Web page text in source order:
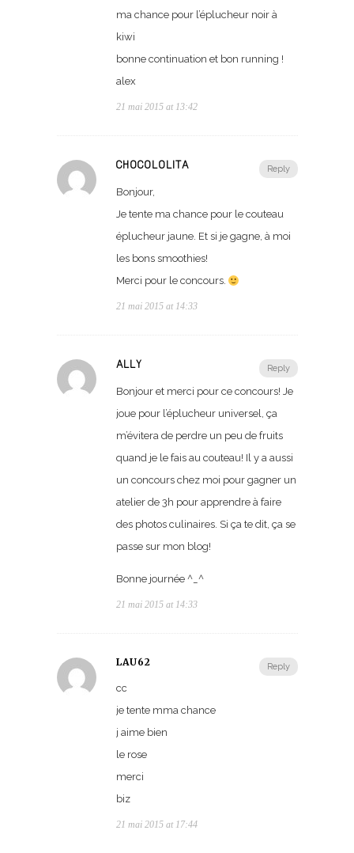
ma chance pour l’éplucheur noir à
kiwi
bonne continuation et bon running !
alex
21 mai 2015 at 13:42
Reply
CHOCOLOLITA
Bonjour,
Je tente ma chance pour le couteau
éplucheur jaune. Et si je gagne, à moi
les bons smoothies!
Merci pour le concours.
21 mai 2015 at 14:33
Reply
ALLY
Bonjour et merci pour ce concours! Je
joue pour l’éplucheur universel, ça
m’évitera de perdre un peu de fruits
quand je le fais au couteau! Il y a aussi
un concours chez moi pour gagner un
atelier de 3h pour apprendre à faire
des photos culinaires. Si ça te dit, ça se
passe sur mon blog!
Bonne journée ^_^
21 mai 2015 at 14:33
Reply
LAU62
cc
je tente mma chance
j aime bien
le rose
merci
biz
21 mai 2015 at 17:44